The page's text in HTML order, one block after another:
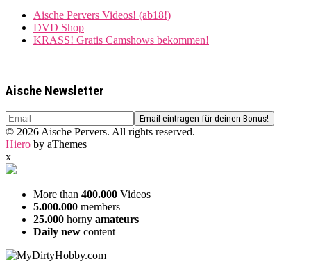
Aische Pervers Videos! (ab18!)
DVD Shop
KRASS! Gratis Camshows bekommen!
Aische Newsletter
© 2026 Aische Pervers. All rights reserved.
Hiero by aThemes
x
More than 400.000 Videos
5.000.000 members
25.000 horny amateurs
Daily new content